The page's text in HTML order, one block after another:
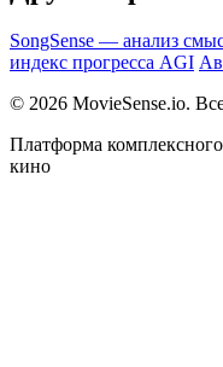
SongSense — анализ
индекс прогресса AGI
© 2026 MovieSense.io.
Платформа
кино